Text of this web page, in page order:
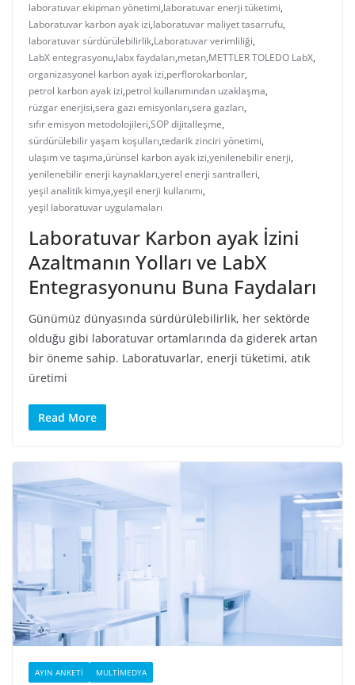
laboratuvar ekipman yönetimi,laboratuvar enerji tüketimi,
Laboratuvar karbon ayak izi,laboratuvar maliyet tasarrufu,
laboratuvar sürdürülebilirlik,Laboratuvar verimliliği,
LabX entegrasyonu,labx faydaları,metan,METTLER TOLEDO LabX,
organizasyonel karbon ayak izi,perflorokarbonlar,
petrol karbon ayak izi,petrol kullanımından uzaklaşma,
rüzgar enerjisi,sera gazı emisyonları,sera gazları,
sıfır emisyon metodolojileri,SOP dijitalleşme,
sürdürülebilir yaşam koşulları,tedarik zinciri yönetimi,
ulaşım ve taşıma,ürünsel karbon ayak izi,yenilenebilir enerji,
yenilenebilir enerji kaynakları,yerel enerji santralleri,
yeşil analitik kimya,yeşil enerji kullanımı,
yeşil laboratuvar uygulamaları
Laboratuvar Karbon ayak İzini
Azaltmanın Yolları ve LabX
Entegrasyonunu Buna Faydaları
Günümüz dünyasında sürdürülebilirlik, her sektörde
olduğu gibi laboratuvar ortamlarında da giderek artan
bir öneme sahip. Laboratuvarlar, enerji tüketimi, atık
üretimi
Read More
AYIN ANKETI MULTIMEDYA